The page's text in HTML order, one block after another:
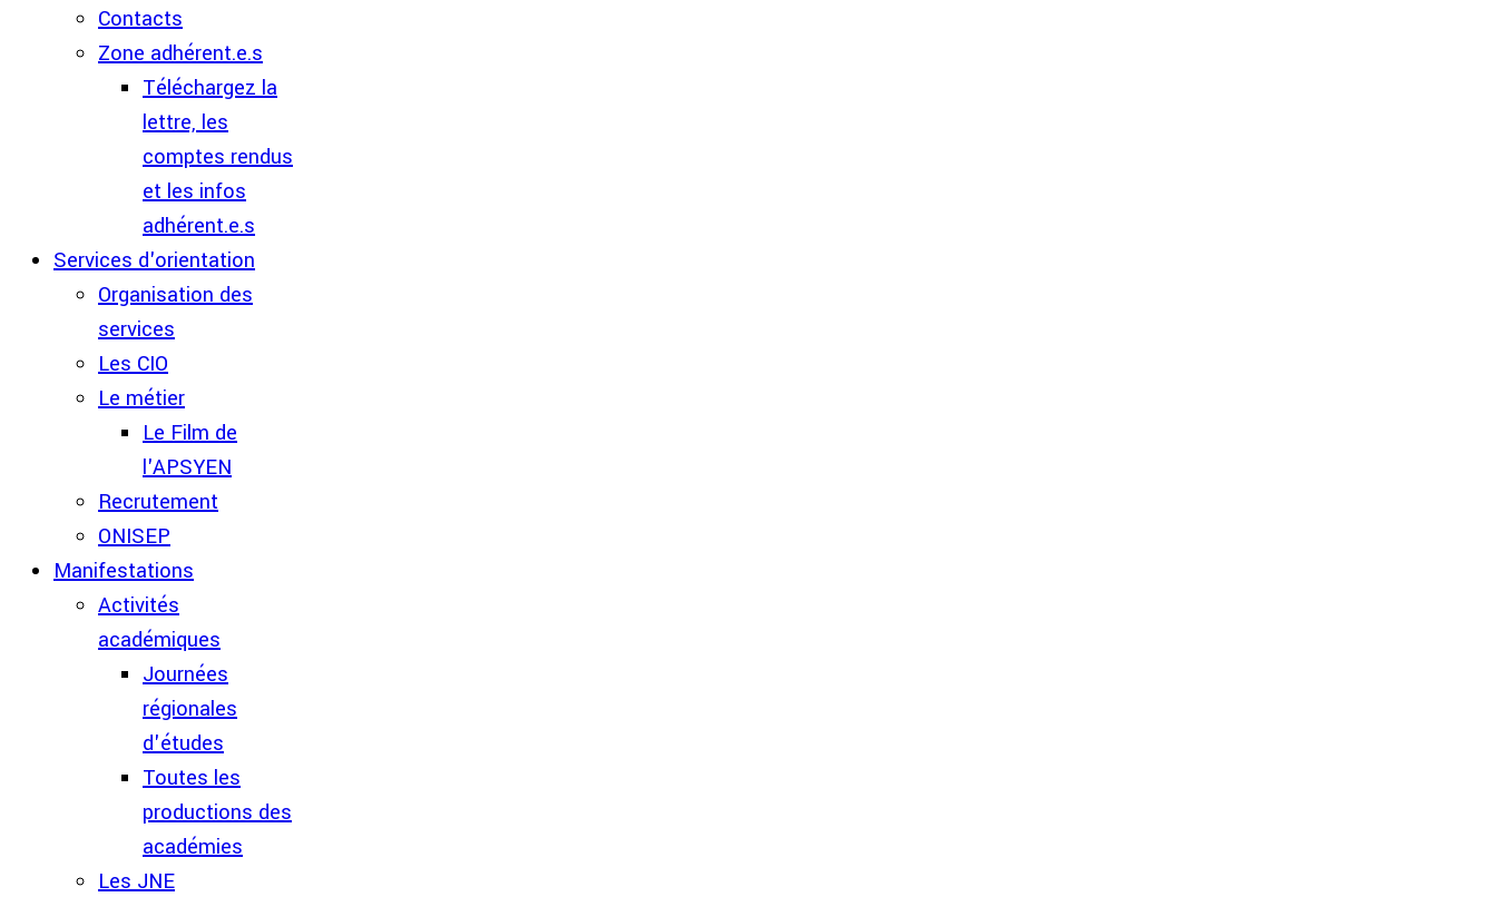
Contacts
Zone adhérent.e.s
Téléchargez la
lettre, les
comptes rendus
et les infos
adhérent.e.s
Services d'orientation
Organisation des
services
Les CIO
Le métier
Le Film de
l'APSYEN
Recrutement
ONISEP
Manifestations
Activités
académiques
Journées
régionales
d'études
Toutes les
productions des
académies
Les JNE